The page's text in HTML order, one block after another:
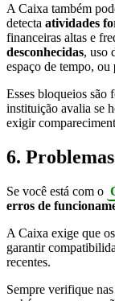
A Caixa também
detecta atividades
financeiras altas e
desconhecidas, uso
espaço de tempo, ou
Esses bloqueios são
instituição avalia se
exigir
6.
Se você está com o
erros de
A Caixa exige que
garantir
recentes.
Sempre verifique